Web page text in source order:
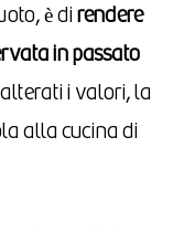
è di rendere
in passato
i valori, la
alla cucina di